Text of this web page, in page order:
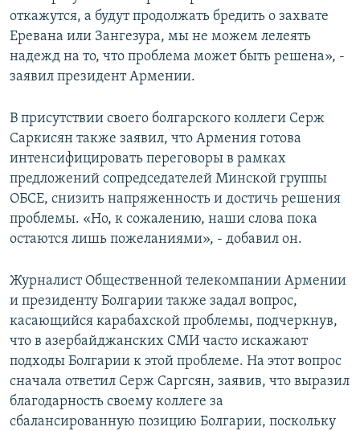
откажутся, а будут продолжать бредить о захвате
Еревана или Зангезура, мы не можем лелеять
надежд на то, что проблема может быть решена», -
заявил президент Армении.
В присутствии своего болгарского коллеги Серж
Саркисян также заявил, что Армения готова
интенсифицировать переговоры в рамках
предложений сопредседателей Минской группы
ОБСЕ, снизить напряженность и достичь решения
проблемы. «Но, к сожалению, наши слова пока
остаются лишь пожеланиями», - добавил он.
Журналист Общественной телекомпании Армении
и президенту Болгарии также задал вопрос,
касающийся карабахской проблемы, подчеркнув,
что в азербайджанских СМИ часто искажают
подходы Болгарии к этой проблеме. На этот вопрос
сначала ответил Серж Саргсян, заявив, что выразил
благодарность своему коллеге за
сбалансированную позицию Болгарии, поскольку